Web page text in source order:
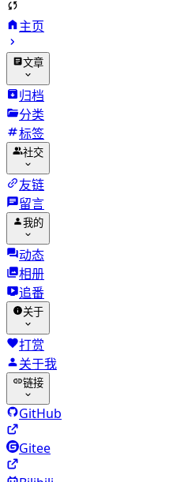
主页
文章
归档
分类
标签
社交
友链
留言
我的
动态
相册
追番
关于
打赏
关于我
链接
GitHub
Gitee